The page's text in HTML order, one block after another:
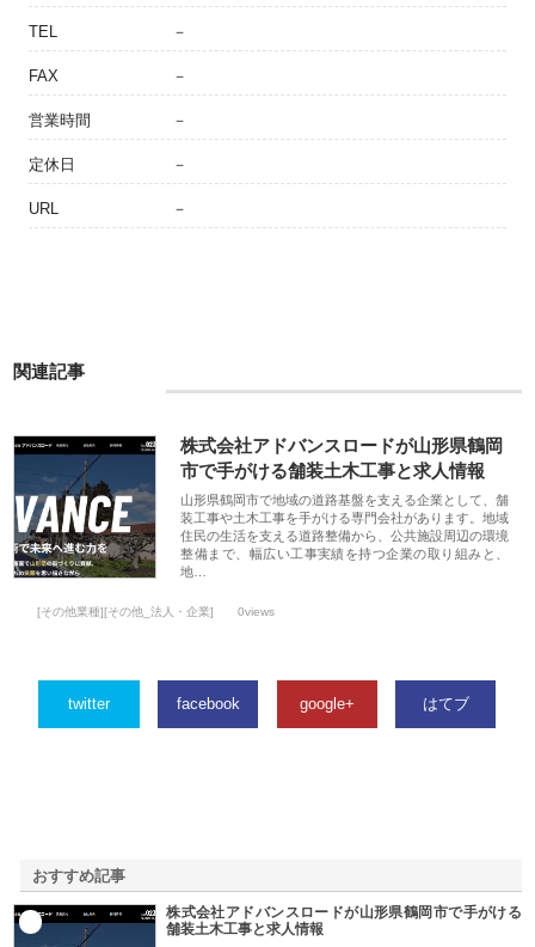
TEL －
FAX －
営業時間 －
定休日 －
URL －
関連記事
株式会社アドバンスロードが山形県鶴岡
市で手がける舗装土木工事と求人情報
山形県鶴岡市で地域の道路基盤を支える企業として、舗
装工事や土木工事を手がける専門会社があります。地域
住民の生活を支える道路整備から、公共施設周辺の環境
整備まで、幅広い工事実績を持つ企業の取り組みと、
地…
[その他業種][その他_法人・企業] 0views
twitter facebook google+ はてブ
おすすめ記事
株式会社アドバンスロードが山形県鶴岡市で手がける
舗装土木工事と求人情報